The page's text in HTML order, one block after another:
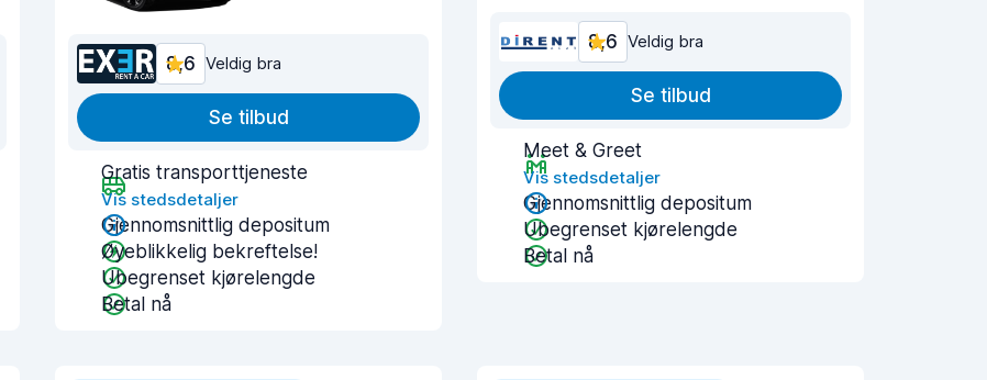
8,6 Veldig bra
Se tilbud
Gratis transporttjeneste
Vis stedsdetaljer
Gjennomsnittlig depositum
Øyeblikkelig bekreftelse!
Ubegrenset kjørelengde
Betal nå
8,6 Veldig bra
Se tilbud
Meet & Greet
Vis stedsdetaljer
Gjennomsnittlig depositum
Ubegrenset kjørelengde
Betal nå